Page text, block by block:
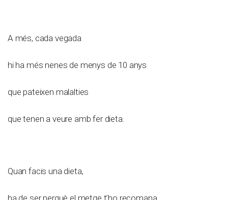
A més, cada vegada
hi ha més nenes de menys de 10 anys
que pateixen malalties
que tenen a veure amb fer dieta.
Quan facis una dieta,
ha de ser perquè el metge t’ho recomana